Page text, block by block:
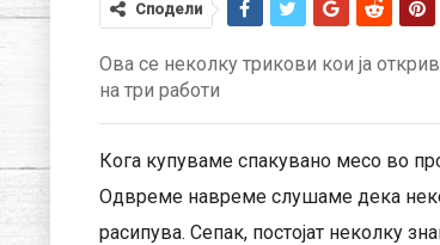
Сподели
Ова се неколку трикови кои ја
на три работи
Кога купуваме спакувано месо во
Одвреме навреме слушаме дека
расипува. Сепак, постојат неколку